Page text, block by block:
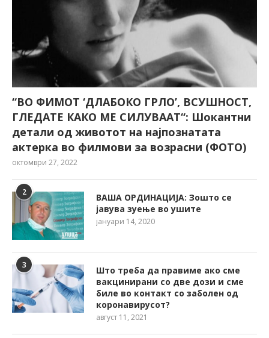
“ВО ФИМОТ ‘ДЛАБОКО ГРЛО’, ВСУШНОСТ,
ГЛЕДАТЕ КАКО МЕ СИЛУВААТ“: Шокантни
детали од животот на најпознатата
актерка во филмови за возрасни (ФОТО)
октомври 27, 2022
2
ВАША ОРДИНАЦИЈА: Зошто се
јавува зуење во ушите
јануари 14, 2020
3
Што треба да правиме ако сме
вакцинирани со две дози и сме
биле во контакт со заболен од
коронавирусот?
август 11, 2021